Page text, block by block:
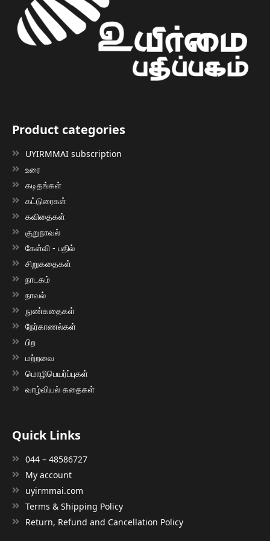
Product categories
UYIRMMAI subscription
உரை
கடிதங்கள்
கட்டுரைகள்
கவிதைகள்
குறுநாவல்
கேள்வி - பதில்
சிறுகதைகள்
நாடகம்
நாவல்
நுண்கதைகள்
நேர்காணல்கள்
பிற
மற்றவை
மொழிபெயர்ப்புகள்
வாழ்வியல் கதைகள்
Quick Links
044 – 48586727
My account
uyirmmai.com
Terms & Shipping Policy
Return, Refund and Cancellation Policy